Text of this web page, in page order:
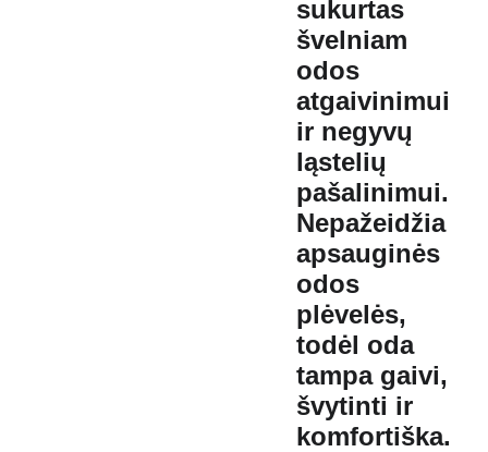
sukurtas
švelniam
odos
atgaivinimui
ir negyvų
ląstelių
pašalinimui.
Nepažeidžia
apsauginės
odos
plėvelės,
todėl oda
tampa gaivi,
švytinti ir
komfortiška.